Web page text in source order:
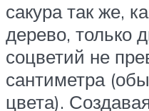
сакура так же,
дерево, только
соцветий не
сантиметра
цвета).